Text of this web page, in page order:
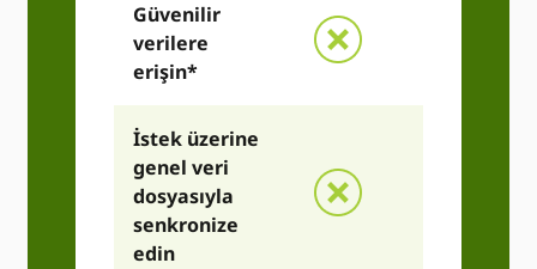
Güvenilir
verilere
erişin*
İstek üzerine
genel veri
dosyasıyla
senkronize
edin